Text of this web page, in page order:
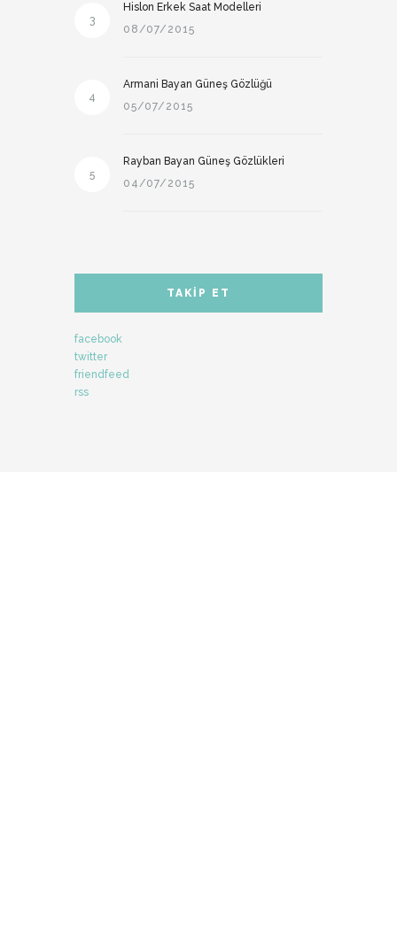
3
Hislon Erkek Saat Modelleri
08/07/2015
4
Armani Bayan Güneş Gözlüğü
05/07/2015
5
Rayban Bayan Güneş Gözlükleri
04/07/2015
TAKIP ET
facebook
twitter
friendfeed
rss